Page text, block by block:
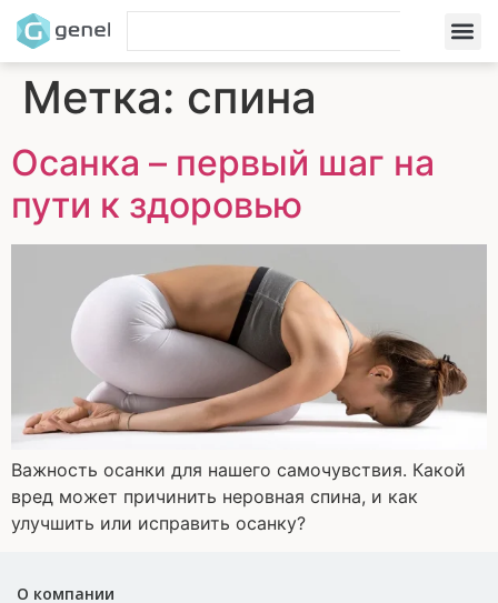
Метка: спина
Осанка – первый шаг на
пути к здоровью
Важность осанки для нашего самочувствия. Какой
вред может причинить неровная спина, и как
улучшить или исправить осанку?
О компании